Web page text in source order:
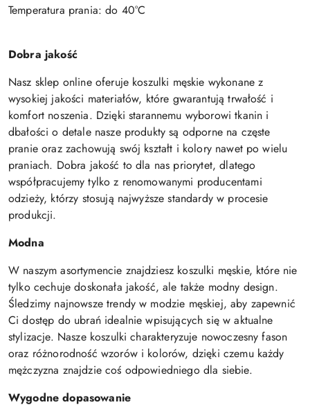
Temperatura prania: do 40°C
Dobra jakość
Nasz sklep online oferuje koszulki męskie wykonane z
wysokiej jakości materiałów, które gwarantują trwałość i
komfort noszenia. Dzięki starannemu wyborowi tkanin i
dbałości o detale nasze produkty są odporne na częste
pranie oraz zachowują swój kształt i kolory nawet po wielu
praniach. Dobra jakość to dla nas priorytet, dlatego
współpracujemy tylko z renomowanymi producentami
odzieży, którzy stosują najwyższe standardy w procesie
produkcji.
Modna
W naszym asortymencie znajdziesz koszulki męskie, które nie
tylko cechuje doskonała jakość, ale także modny design.
Śledzimy najnowsze trendy w modzie męskiej, aby zapewnić
Ci dostęp do ubrań idealnie wpisujących się w aktualne
stylizacje. Nasze koszulki charakteryzuje nowoczesny fason
oraz różnorodność wzorów i kolorów, dzięki czemu każdy
mężczyzna znajdzie coś odpowiedniego dla siebie.
Wygodne dopasowanie